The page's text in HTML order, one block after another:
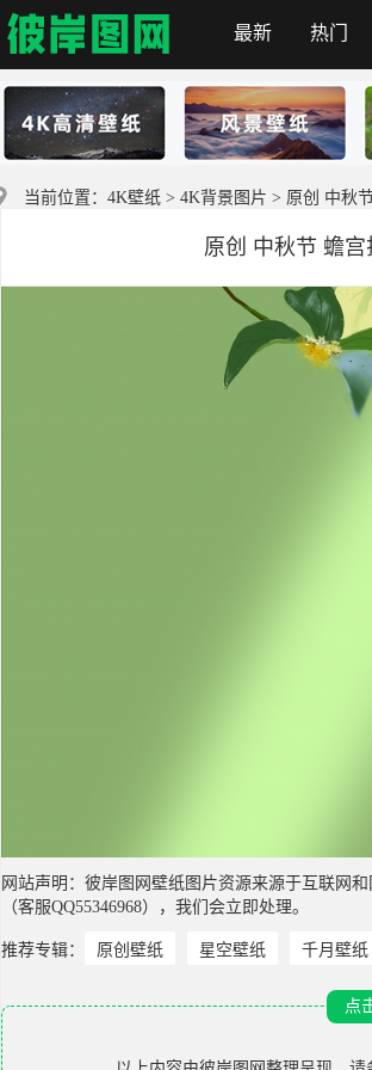
首页
最新 热门
当前位置： 4K壁纸 > 4K背景图片 > 原创 中秋
原创 中秋节 蟾宫
网站声明：彼岸图网壁纸图片资源来源于互联网
（客服QQ55346968），我们会立即处理。
推荐专辑： 原创壁纸 星空壁纸 千月壁纸
点